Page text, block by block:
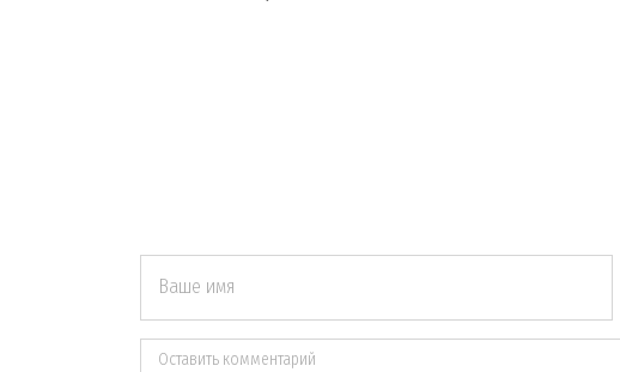
Ваше имя
Оставить комментарий